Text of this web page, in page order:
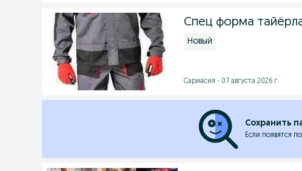
Спец форма
Новый
Сариасия - 07 августа 2026 г.
Сохранить
Если появятся